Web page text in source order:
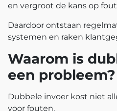
en vergroot de kans op
Daardoor ontstaan
systemen en raken
Waarom is
een probleem?
Dubbele invoer kost niet
voor fouten.